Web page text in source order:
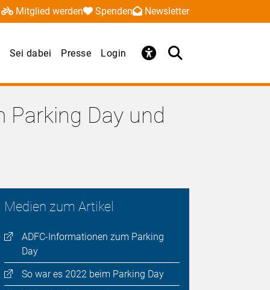
Mitglied werden Spenden Newsletter
Sei dabei Presse Login
Parking Day und
Medien zum Artikel
ADFC-Informationen zum Parking
Day
So war es 2022 beim Parking Day